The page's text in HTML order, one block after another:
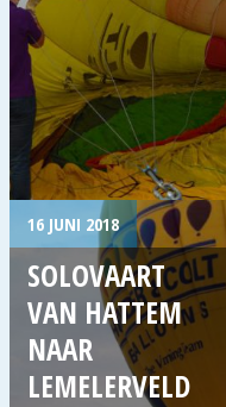
16 JUNI 2018
SOLOVAART
VAN HATTEM
NAAR
LEMELERVELD